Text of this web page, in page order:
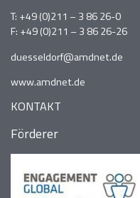
T: +49 (0)211 – 3 86 26-0
F: +49 (0)211 – 3 86 26-26
duesseldorf@amdnet.de
www.amdnet.de
KONTAKT
Förderer